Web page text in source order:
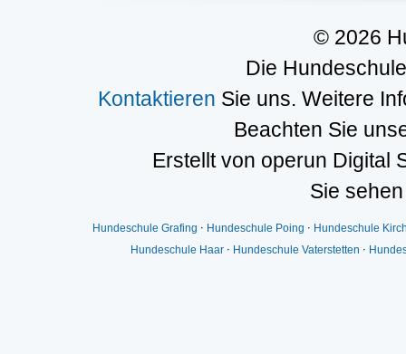
© 2026
Die
Kontaktieren Sie uns. Weitere
Beachten Sie
Erstellt von operun Digital
Sie
Hundeschule Grafing ⋅ Hundeschule Poing ⋅ Hundeschule
Hundeschule Haar ⋅ Hundeschule Vaterstetten ⋅